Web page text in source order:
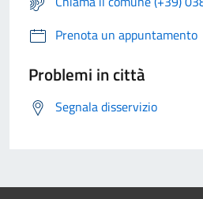
Prenota un appuntamento
Problemi in città
Segnala disservizio